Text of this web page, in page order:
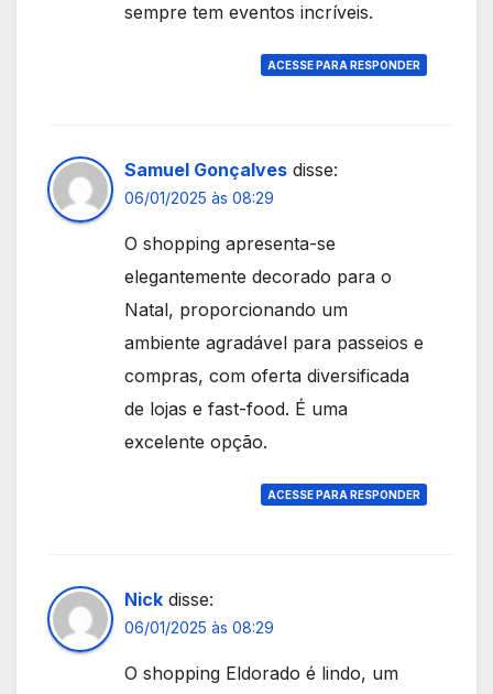
sempre tem eventos incríveis.
ACESSE PARA RESPONDER
Samuel Gonçalves disse:
06/01/2025 às 08:29
O shopping apresenta-se
elegantemente decorado para o
Natal, proporcionando um
ambiente agradável para passeios e
compras, com oferta diversificada
de lojas e fast-food. É uma
excelente opção.
ACESSE PARA RESPONDER
Nick disse:
06/01/2025 às 08:29
O shopping Eldorado é lindo, um